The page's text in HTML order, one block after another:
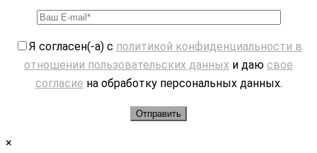
Я согласен(-а) с политикой конфиденциальности в
отношении пользовательских данных и даю свое
согласие на обработку персональных данных.
×